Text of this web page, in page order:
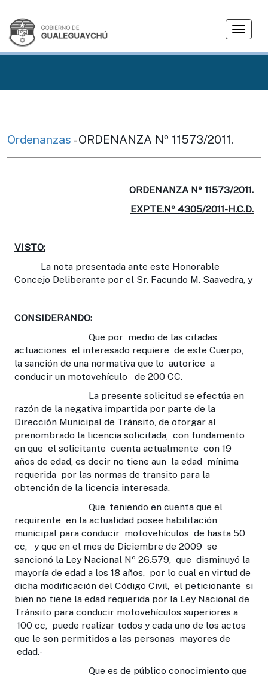
T
g
t
o
Ordenanzas - ORDENANZA Nº 11573/2011.
ORDENANZA Nº 11573/2011.
EXPTE.Nº 4305/2011-H.C.D.
VISTO:
La nota presentada ante este Honorable
Concejo Deliberante por el Sr. Facundo M. Saavedra, y
CONSIDERANDO:
Que por medio de las citadas
actuaciones el interesado requiere de este Cuerpo,
la sanción de una normativa que lo autorice a
conducir un motovehículo de 200 CC.
La presente solicitud se efectúa en
razón de la negativa impartida por parte de la
Dirección Municipal de Tránsito, de otorgar al
prenombrado la licencia solicitada, con fundamento
en que el solicitante cuenta actualmente con 19
años de edad, es decir no tiene aun la edad mínima
requerida por las normas de transito para la
obtención de la licencia interesada.
Que, teniendo en cuenta que el
requirente en la actualidad posee habilitación
municipal para conducir motovehículos de hasta 50
cc, y que en el mes de Diciembre de 2009 se
sancionó la Ley Nacional Nº 26.579, que disminuyó la
mayoría de edad a los 18 años, por lo cual en virtud de
dicha modificación del Código Civil, el peticionante si
bien no tiene la edad requerida por la Ley Nacional de
Tránsito para conducir motovehículos superiores a
100 cc, puede realizar todos y cada uno de los actos
que le son permitidos a las personas mayores de
edad.-
Que es de público conocimiento que